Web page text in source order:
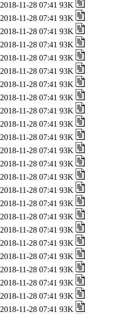
2018-11-28 07:41 93K
2018-11-28 07:41 93K
2018-11-28 07:41 93K
2018-11-28 07:41 93K
2018-11-28 07:41 93K
2018-11-28 07:41 93K
2018-11-28 07:41 93K
2018-11-28 07:41 93K
2018-11-28 07:41 93K
2018-11-28 07:41 93K
2018-11-28 07:41 93K
2018-11-28 07:41 93K
2018-11-28 07:41 93K
2018-11-28 07:41 93K
2018-11-28 07:41 93K
2018-11-28 07:41 93K
2018-11-28 07:41 93K
2018-11-28 07:41 93K
2018-11-28 07:41 93K
2018-11-28 07:41 93K
2018-11-28 07:41 93K
2018-11-28 07:41 93K
2018-11-28 07:41 93K
2018-11-28 07:41 93K